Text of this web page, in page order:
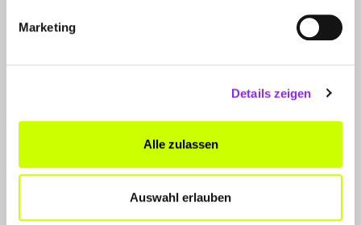
Marketing
Details zeigen
Alle zulassen
Auswahl erlauben
Kontakt
SERVICE
FÜR UNTERNEHMER
Werben auf dem Blog